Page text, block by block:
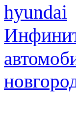
hyundai